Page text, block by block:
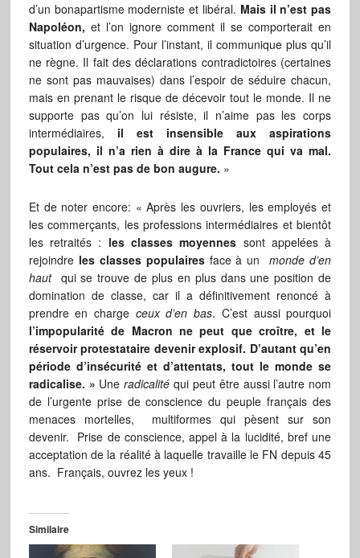
d’un bonapartisme moderniste et libéral. Mais il n’est pas
Napoléon, et l’on ignore comment il se comporterait en
situation d’urgence. Pour l’instant, il communique plus qu’il
ne règne. Il fait des déclarations contradictoires (certaines
ne sont pas mauvaises) dans l’espoir de séduire chacun,
mais en prenant le risque de décevoir tout le monde. Il ne
supporte pas qu’on lui résiste, il n’aime pas les corps
intermédiaires, il est insensible aux aspirations
populaires, il n’a rien à dire à la France qui va mal.
Tout cela n’est pas de bon augure. »
Et de noter encore: « Après les ouvriers, les employés et
les commerçants, les professions intermédiaires et bientôt
les retraités : les classes moyennes sont appelées à
rejoindre les classes populairesface à unmonde d’en
hautqui se trouve de plus en plus dans une position de
domination de classe, car il a définitivement renoncé à
prendre en charge ceux d’en bas. C’est aussi pourquoi
l’impopularité de Macron ne peut que croître, et le
réservoir protestataire devenir explosif. D’autant qu’en
période d’insécurité et d’attentats, tout le monde se
radicalise. » Uneradicalité qui peut être aussi l’autre nom
de l’urgente prise de conscience du peuple français des
menaces mortelles, multiformes qui pèsent sur son
devenir. Prise de conscience, appel à la lucidité, bref une
acceptation de la réalité à laquelle travaille le FN depuis 45
ans. Français, ouvrez les yeux !
Similaire